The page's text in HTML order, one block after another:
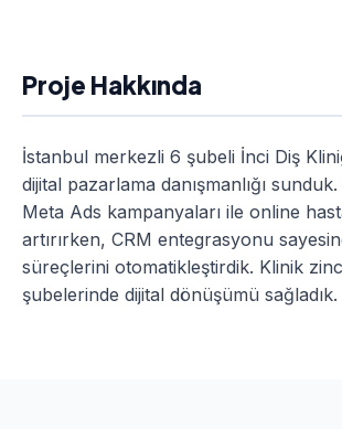
Proje Hakkında
İstanbul merkezli 6 şubeli İnci Diş
dijital pazarlama danışmanlığı
Meta Ads kampanyaları ile online
artırırken, CRM entegrasyonu
süreçlerini otomatikleştirdik. Klinik
şubelerinde dijital dönüşümü sağladık.